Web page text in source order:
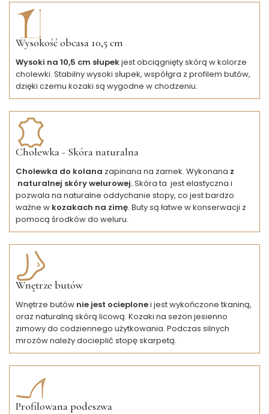
Wysokość obcasa 10,5 cm
Wysoki na 10,5 cm słupekjest obciągnięty skórą w kolorze
cholewki. Stabilny wysoki słupek, współgra z profilem butów,
dzięki czemu kozaki są wygodne w chodzeniu.
Cholewka - Skóra naturalna
Cholewka do kolana zapinana na zamek. Wykonana z
naturalnej skóry welurowej.Skóra ta jest elastyczna i
pozwala na naturalne oddychanie stopy, co jest bardzo
ważne w kozakach na zimę. Buty są łatwe w konserwacji z
pomocą środków do weluru.
Wnętrze butów
Wnętrze butów nie jest ocieplonei jest wykończone tkaniną,
oraz naturalną skórą licową. Kozaki na sezon jesienno
zimowy do codziennego użytkowania. Podczas silnych
mrozów należy docieplić stopę skarpetą.
Profilowana podeszwa